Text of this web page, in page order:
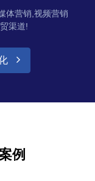
体营销,视频营销
渠道!
例